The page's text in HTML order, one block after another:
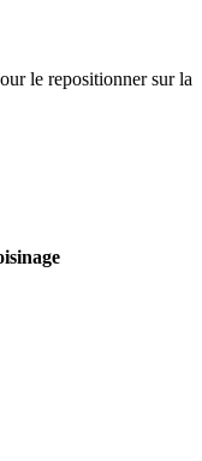
le repositionner sur la